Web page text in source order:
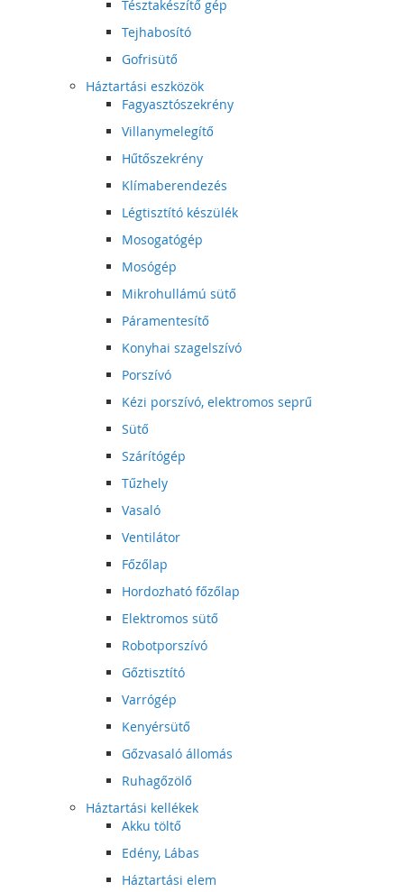
Tésztakészítő gép
Tejhabosító
Gofrisütő
Háztartási eszközök
Fagyasztószekrény
Villanymelegítő
Hűtőszekrény
Klímaberendezés
Légtisztító készülék
Mosogatógép
Mosógép
Mikrohullámú sütő
Páramentesítő
Konyhai szagelszívó
Porszívó
Kézi porszívó, elektromos seprű
Sütő
Szárítógép
Tűzhely
Vasaló
Ventilátor
Főzőlap
Hordozható főzőlap
Elektromos sütő
Robotporszívó
Gőztisztító
Varrógép
Kenyérsütő
Gőzvasaló állomás
Ruhagőzölő
Háztartási kellékek
Akku töltő
Edény, Lábas
Háztartási elem